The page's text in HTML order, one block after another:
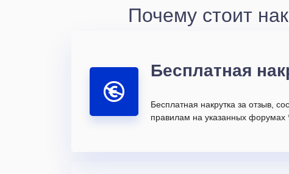
Почему стоит
Бесплатная
Бесплатная накрутка за отзыв,
правилам на указанных форумах